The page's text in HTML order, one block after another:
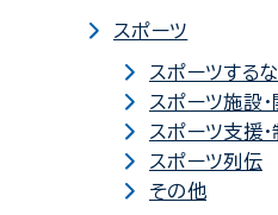
スポーツ
スポーツする
スポーツ施設
スポーツ支援
スポーツ列伝
その他